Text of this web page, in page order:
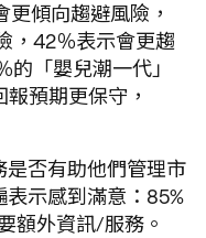
更傾向趨避風險，
，42％表示會更趨
「嬰兒潮一代」
預期更保守，
否有助他們管理市
示感到滿意：85%
額外資訊/服務。